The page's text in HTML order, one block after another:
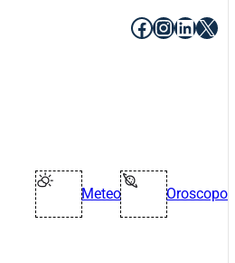
Facebook
X
Meteo Oroscopo